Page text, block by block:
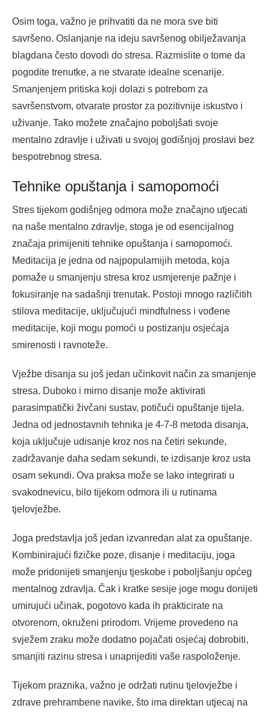
Osim toga, važno je prihvatiti da ne mora sve biti
savršeno. Oslanjanje na ideju savršenog obilježavanja
blagdana često dovodi do stresa. Razmislite o tome da
pogodite trenutke, a ne stvarate idealne scenarije.
Smanjenjem pritiska koji dolazi s potrebom za
savršenstvom, otvarate prostor za pozitivnije iskustvo i
uživanje. Tako možete značajno poboljšati svoje
mentalno zdravlje i uživati u svojoj godišnjoj proslavi bez
bespotrebnog stresa.
Tehnike opuštanja i samopomoći
Stres tijekom godišnjeg odmora može značajno utjecati
na naše mentalno zdravlje, stoga je od esencijalnog
značaja primijeniti tehnike opuštanja i samopomoći.
Meditacija je jedna od najpopularnijih metoda, koja
pomaže u smanjenju stresa kroz usmjerenje pažnje i
fokusiranje na sadašnji trenutak. Postoji mnogo različitih
stilova meditacije, uključujući mindfulness i vođene
meditacije, koji mogu pomoći u postizanju osjećaja
smirenosti i ravnoteže.
Vježbe disanja su još jedan učinkovit način za smanjenje
stresa. Duboko i mirno disanje može aktivirati
parasimpatički živčani sustav, potičući opuštanje tijela.
Jedna od jednostavnih tehnika je 4-7-8 metoda disanja,
koja uključuje udisanje kroz nos na četiri sekunde,
zadržavanje daha sedam sekundi, te izdisanje kroz usta
osam sekundi. Ova praksa može se lako integrirati u
svakodnevicu, bilo tijekom odmora ili u rutinama
tjelovježbe.
Joga predstavlja još jedan izvanredan alat za opuštanje.
Kombinirajući fizičke poze, disanje i meditaciju, joga
može pridonijeti smanjenju tjeskobe i poboljšanju općeg
mentalnog zdravlja. Čak i kratke sesije joge mogu donijeti
umirujući učinak, pogotovo kada ih prakticirate na
otvorenom, okruženi prirodom. Vrijeme provedeno na
svježem zraku može dodatno pojačati osjećaj dobrobiti,
smanjiti razinu stresa i unaprijediti vaše raspoloženje.
Tijekom praznika, važno je održati rutinu tjelovježbe i
zdrave prehrambene navike, što ima direktan utjecaj na